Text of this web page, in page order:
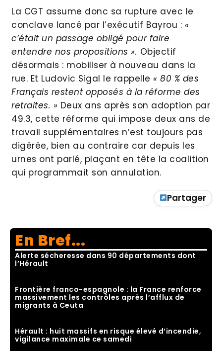
La CGT assume donc sa rupture avec le
conclave lancé par l’exécutif Bayrou : «
c’était un passage obligé pour faire
entendre nos propositions ». Objectif
désormais : mobiliser à nouveau dans la
rue. Et Ludovic Sigal le rappelle « 80 % des
Français restent opposés à la réforme des
retraites. » Deux ans après son adoption par
49.3, cette réforme qui impose deux ans de
travail supplémentaires n’est toujours pas
digérée, bien au contraire car depuis les
urnes ont parlé, plaçant en tête la coalition
qui programmait son annulation.
Partager
En Bref...
Alerte sécheresse dans 90 départements dont
l’Hérault
Frontière franco-espagnole : la France renforce
massivement les contrôles après l’afflux de
migrants à Ceuta
Hérault : huit massifs en risque élevé d’incendie,
vigilance maximale ce samedi